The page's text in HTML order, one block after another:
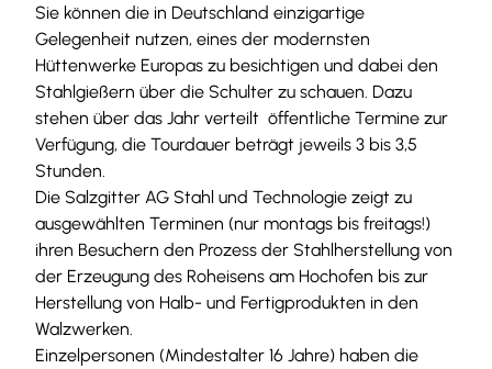
Sie können die in Deutschland einzigartige
Gelegenheit nutzen, eines der modernsten
Hüttenwerke Europas zu besichtigen und dabei den
Stahlgießern über die Schulter zu schauen. Dazu
stehen über das Jahr verteilt öffentliche Termine zur
Verfügung, die Tourdauer beträgt jeweils 3 bis 3,5
Stunden.
Die Salzgitter AG Stahl und Technologie zeigt zu
ausgewählten Terminen (nur montags bis freitags!)
ihren Besuchern den Prozess der Stahlherstellung von
der Erzeugung des Roheisens am Hochofen bis zur
Herstellung von Halb- und Fertigprodukten in den
Walzwerken.
Einzelpersonen (Mindestalter 16 Jahre) haben die